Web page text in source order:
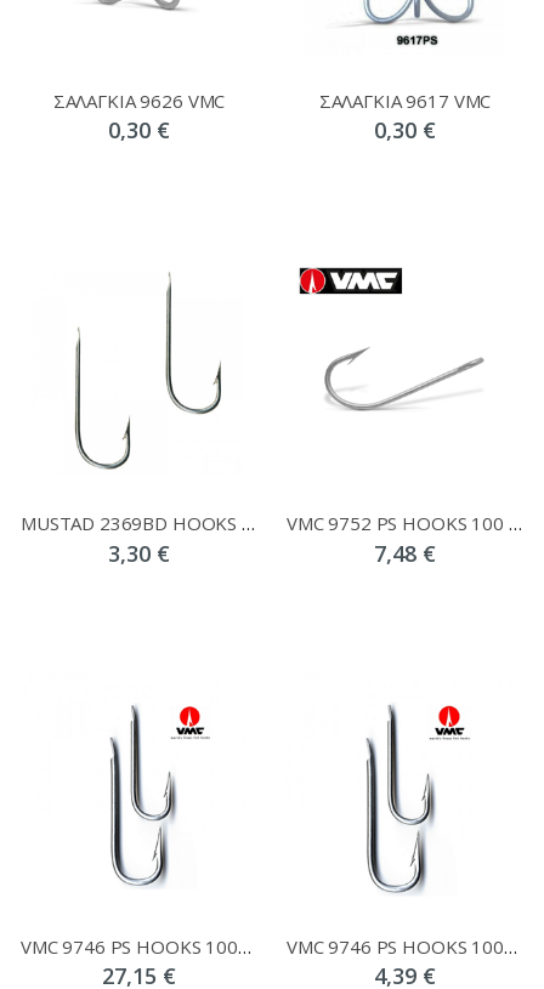
ΣΑΛΑΓΚΙΑ 9626 VMC
0,30 €
ΣΑΛΑΓΚΙΑ 9617 VMC
0,30 €
MUSTAD 2369ΒD HOOKS 100PCS
3,30 €
VMC 9752 PS HOOKS 100 PCS
7,48 €
VMC 9746 PS HOOKS 1000PCS
27,15 €
VMC 9746 PS HOOKS 100PCS
4,39 €